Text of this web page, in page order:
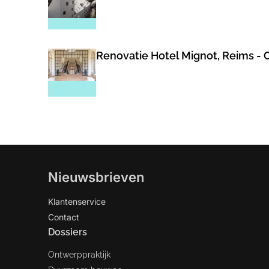
Renovatie Hotel Mignot, Reims -
Nieuwsbrieven
Klantenservice
Contact
Dossiers
Ontwerppraktijk